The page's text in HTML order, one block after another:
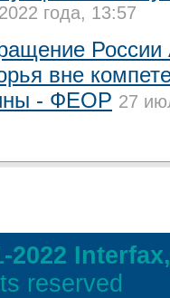
года, 13:57
России
вне
- ФЕОР 27
2022
reserved